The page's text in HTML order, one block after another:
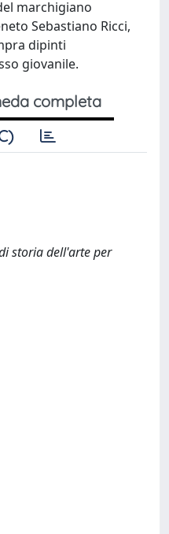
marchigiano
Sebastiano Ricci,
dipinti
giovanile.
completa
storia dell'arte per